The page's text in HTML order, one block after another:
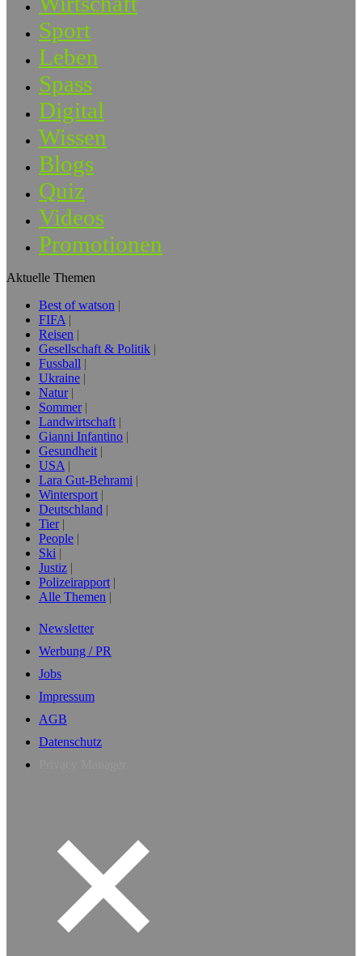
Sport
Leben
Spass
Digital
Wissen
Blogs
Quiz
Videos
Promotionen
Aktuelle Themen
Best of watson
FIFA
Reisen
Gesellschaft & Politik
Fussball
Ukraine
Natur
Sommer
Landwirtschaft
Gianni Infantino
Gesundheit
USA
Lara Gut-Behrami
Wintersport
Deutschland
Tier
People
Ski
Justiz
Polizeirapport
Alle Themen
Newsletter
Werbung / PR
Jobs
Impressum
AGB
Datenschutz